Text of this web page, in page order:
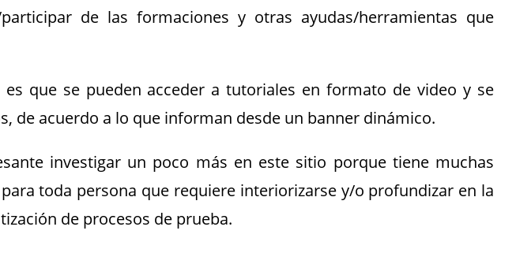
de las formaciones y otras ayudas/herramientas que
que se pueden acceder a tutoriales en formato de video y se
de acuerdo a lo que informan desde un banner dinámico.
investigar un poco más en este sitio porque tiene muchas
toda persona que requiere interiorizarse y/o profundizar en la
de procesos de prueba.